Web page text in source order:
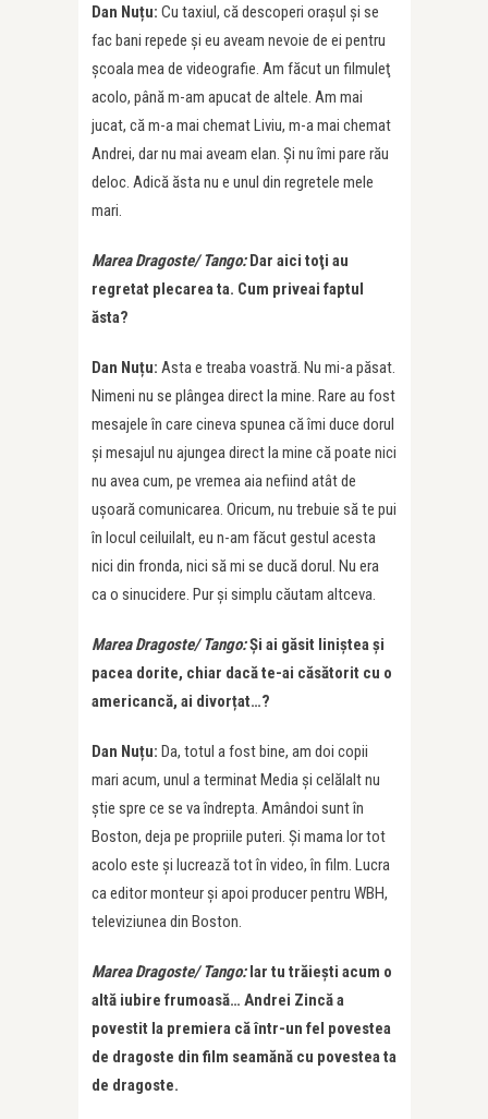
Dan Nuțu: Cu taxiul, că descoperi oraşul şi se
fac bani repede şi eu aveam nevoie de ei pentru
şcoala mea de videografie. Am făcut un filmuleţ
acolo, până m-am apucat de altele. Am mai
jucat, că m-a mai chemat Liviu, m-a mai chemat
Andrei, dar nu mai aveam elan. Şi nu îmi pare rău
deloc. Adică ăsta nu e unul din regretele mele
mari.
Marea Dragoste/ Tango:Dar aici toţi au
regretat plecarea ta. Cum priveai faptul
ăsta?
Dan Nuțu: Asta e treaba voastră. Nu mi-a păsat.
Nimeni nu se plângea direct la mine. Rare au fost
mesajele în care cineva spunea că îmi duce dorul
şi mesajul nu ajungea direct la mine că poate nici
nu avea cum, pe vremea aia nefiind atât de
uşoară comunicarea. Oricum, nu trebuie să te pui
în locul ceiluilalt, eu n-am făcut gestul acesta
nici din fronda, nici să mi se ducă dorul. Nu era
ca o sinucidere. Pur şi simplu căutam altceva.
Marea Dragoste/ Tango:Şi ai găsit liniştea şi
pacea dorite, chiar dacă te-ai căsătorit cu o
americancă, ai divorțat…?
Dan Nuțu: Da, totul a fost bine, am doi copii
mari acum, unul a terminat Media şi celălalt nu
ştie spre ce se va îndrepta. Amândoi sunt în
Boston, deja pe propriile puteri. Şi mama lor tot
acolo este şi lucrează tot în video, în film. Lucra
ca editor monteur şi apoi producer pentru WBH,
televiziunea din Boston.
Marea Dragoste/ Tango:Iar tu trăiești acum o
altă iubire frumoasă… Andrei Zincă a
povestit la premiera că într-un fel povestea
de dragoste din film seamănă cu povestea ta
de dragoste.